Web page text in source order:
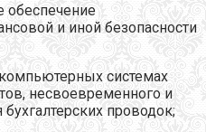
обеспечение
и иной безопасности
системах
несвоевременного и
проводок;